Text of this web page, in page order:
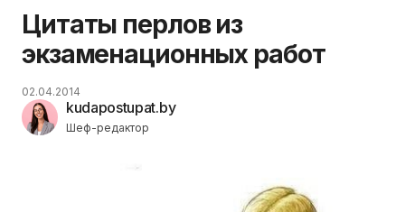
Цитаты перлов из
экзаменационных работ
kudapostupat.by
Шеф-редактор
02.04.2014